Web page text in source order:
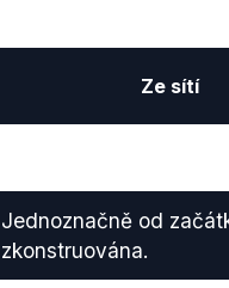
Ze sítí
Jednoznačně od
zkonstruována.